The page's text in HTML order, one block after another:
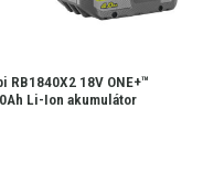
RB1840X2 18V ONE+™
Li-Ion akumulátor